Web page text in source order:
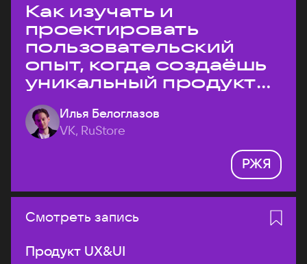
Как изучать и
проектировать
пользовательский
опыт, когда создаёшь
уникальный продукт
на рынке?
Илья Белоглазов
VK, RuStore
РЖЯ
Смотреть запись
Продукт UX&UI